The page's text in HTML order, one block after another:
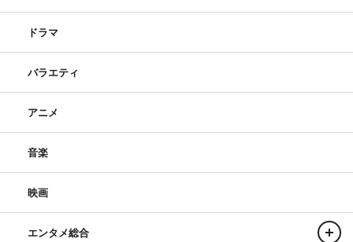
ドラマ
バラエティ
アニメ
音楽
映画
エンタメ総合